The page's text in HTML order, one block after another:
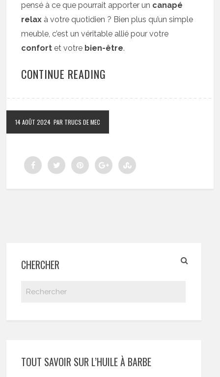
pensé à ce que pourrait apporter un canapé
relax à votre quotidien ? Bien plus qu’un simple
meuble, c’est un véritable allié pour votre
confort et votre bien-être.
CONTINUE READING
14 AOÛT 2024 PAR TRUCS DE MEC
CHERCHER
TOUT SAVOIR SUR L’HUILE À BARBE